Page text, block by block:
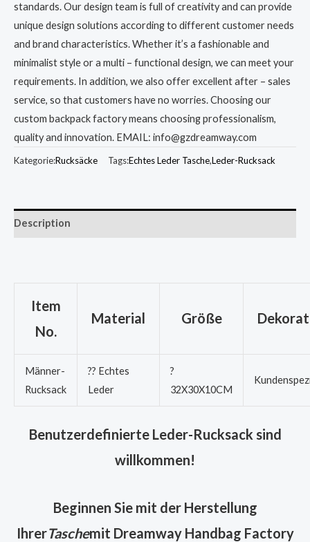
standards. Our design team is full of creativity and can provide
unique design solutions according to different customer needs
and brand characteristics. Whether it’s a fashionable and
minimalist style or a multi – functional design, we can meet your
requirements. In addition, we also offer excellent after – sales
service, so that customers have no worries. Choosing our
custom backpack factory means choosing professionalism,
quality and innovation. EMAIL: info@gzdreamway.com
Kategorie:Rucksäcke Tags:Echtes Leder Tasche,Leder-Rucksack
Description
Item
No.
Material Größe
Männer-
Rucksack
?? Echtes
Leder
?
32X30X10CM
Benutzerdefinierte Leder-Rucksack sind
willkommen!
Beginnen Sie mit der Herstellung
IhrerTaschemit Dreamway Handbag Factory